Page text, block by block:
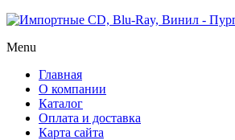
Menu
Главная
О компании
Каталог
Оплата и доставка
Карта сайта